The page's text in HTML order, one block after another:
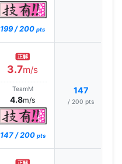
199 / 200 pts
正解
3.7m/s
TeamM
4.8m/s
147 / 200 pts
147
/ 200 pts